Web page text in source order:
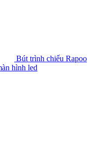
Bút trình chiếu Rapoo
hình led